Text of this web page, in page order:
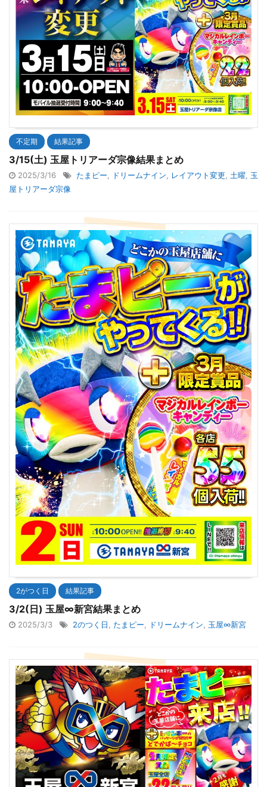
不定期 結果記事
3/15(土) 玉屋トリアーダ宗像結果まとめ
2025/3/16 たまピー ドリームナイン レイアウト変更 土曜 玉
屋トリアーダ宗像
2がつく日 結果記事
3/2(日) 玉屋∞新宮結果まとめ
2025/3/3 2のつく日 たまピー ドリームナイン 玉屋∞新宮